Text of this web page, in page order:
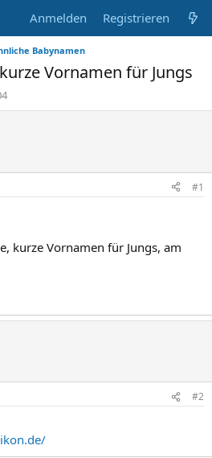
Anmelden Registrieren
Babynamen
Vornamen für Jungs
#1
kurze Vornamen für Jungs, am
#2